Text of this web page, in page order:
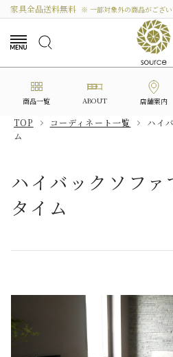
家具全品送料無料 ※ 一部対象外の商品がござい
商品一覧 ABOUT 店舗案内
カテゴリーから選ぶ
私たちについて
FAQ よくあるご質問
TOP コーディネート一覧
ハイ
ム
ハイバックソファ
タイム